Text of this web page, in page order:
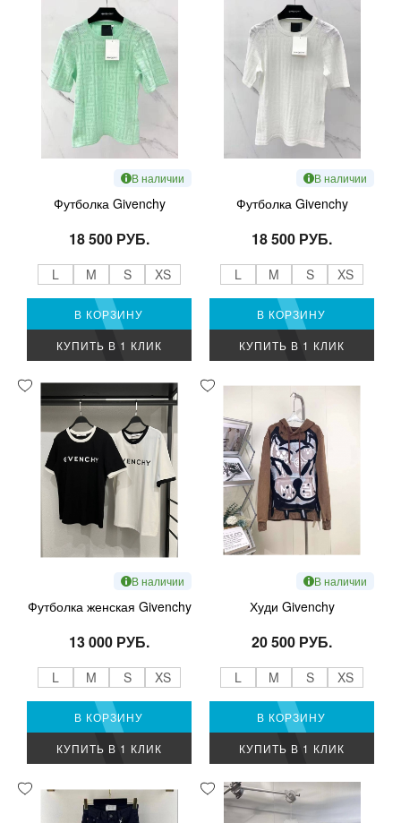
В наличии
Футболка Givenchy
18 500 РУБ.
L M S XS
В КОРЗИНУ
КУПИТЬ В 1 КЛИК
В наличии
Футболка Givenchy
18 500 РУБ.
L M S XS
В КОРЗИНУ
КУПИТЬ В 1 КЛИК
В наличии
Футболка женская Givenchy
13 000 РУБ.
L M S XS
В КОРЗИНУ
КУПИТЬ В 1 КЛИК
В наличии
Худи Givenchy
20 500 РУБ.
L M S XS
В КОРЗИНУ
КУПИТЬ В 1 КЛИК